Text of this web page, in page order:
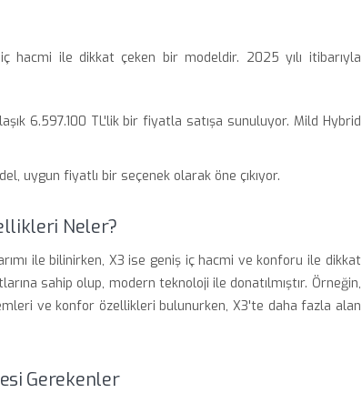
hacmi ile dikkat çeken bir modeldir. 2025 yılı itibarıyla
6.597.100 TL'lik bir fiyatla satışa sunuluyor. Mild Hybrid
uygun fiyatlı bir seçenek olarak öne çıkıyor.
Neler?
ile bilinirken, X3 ise geniş iç hacmi ve konforu ile dikkat
sahip olup, modern teknoloji ile donatılmıştır. Örneğin,
ve konfor özellikleri bulunurken, X3'te daha fazla alan
Gerekenler